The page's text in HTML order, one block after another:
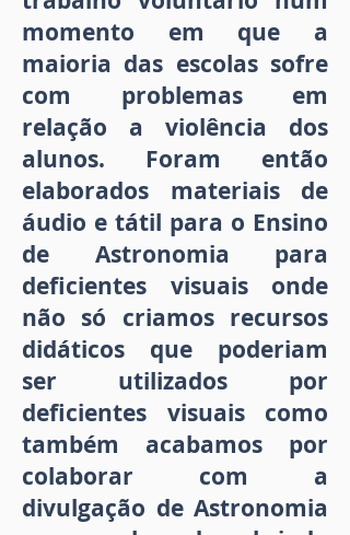
momento em que a
maioria das escolas sofre
com problemas em
relação a violência dos
alunos. Foram então
elaborados materiais de
áudio e tátil para o Ensino
de Astronomia para
deficientes visuais onde
não só criamos recursos
didáticos que poderiam
ser utilizados por
deficientes visuais como
também acabamos por
colaborar com a
divulgação de Astronomia